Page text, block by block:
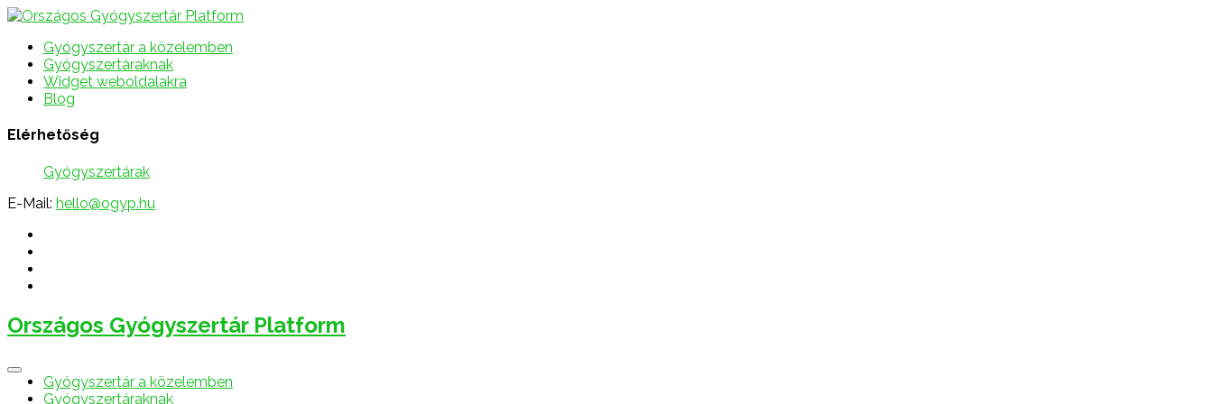
Gyógyszertár a közelemben
Gyógyszertáraknak
Widget weboldalakra
Blog
Elérhetőség
Gyógyszertárak
E-Mail: hello@ogyp.hu
Országos Gyógyszertár Platform
Gyógyszertár a közelemben
Gyógyszertáraknak